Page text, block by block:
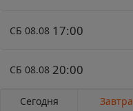
СБ 08.08 17:00
СБ 08.08 20:00
Сегодня Завтра